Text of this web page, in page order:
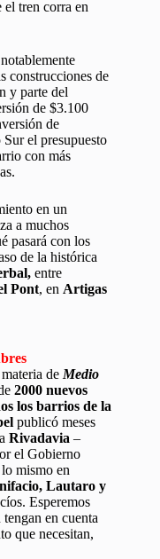
tren corra en
construcciones de
y parte del
de $3.100
de
el presupuesto
con más
en un
a muchos
pasará con los
de la histórica
entre
Pont, en Artigas
de Medio
2000 nuevos
los barrios de la
publicó meses
Rivadavia –
el Gobierno
mismo en
Lautaro y
Esperemos
en cuenta
que necesitan,